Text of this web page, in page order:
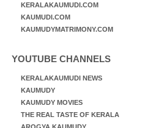
KERALAKAUMUDI.COM
KAUMUDI.COM
KAUMUDYMATRIMONY.COM
YOUTUBE CHANNELS
KERALAKAUMUDI NEWS
KAUMUDY
KAUMUDY MOVIES
THE REAL TASTE OF KERALA